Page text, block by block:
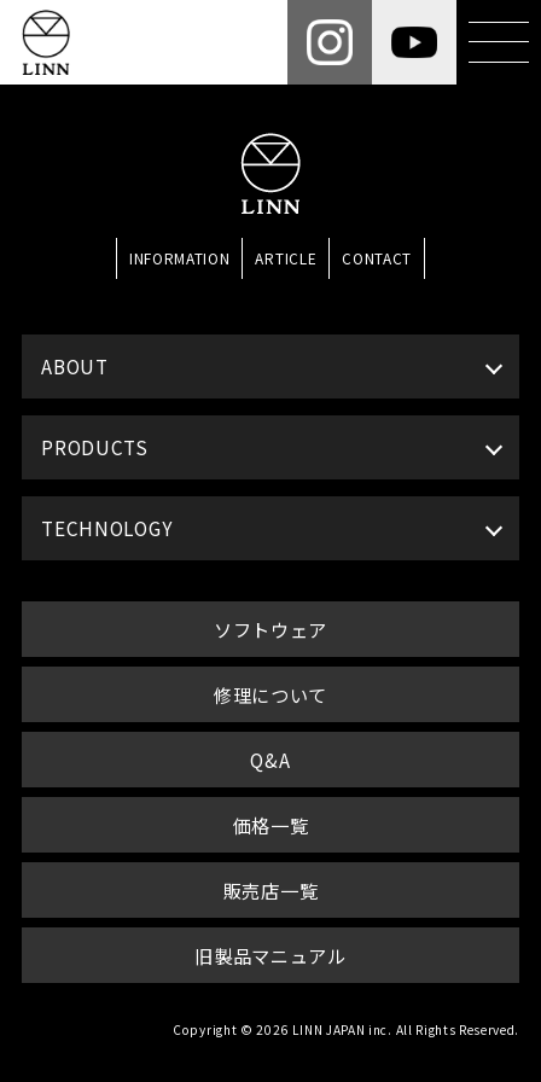
INFORMATION ARTICLE CONTACT
ABOUT
PRODUCTS
TECHNOLOGY
ソフトウェア
修理について
Q&A
価格一覧
販売店一覧
旧製品マニュアル
Copyright © 2026 LINN JAPAN inc. All Rights Reserved.